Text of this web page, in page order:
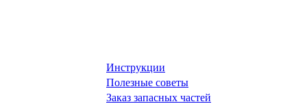
Инструкции
Полезные советы
Заказ запасных частей